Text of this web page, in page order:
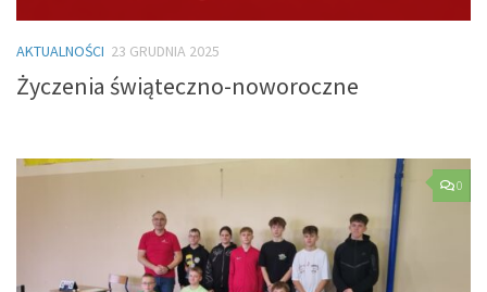
AKTUALNOŚCI 23 GRUDNIA 2025
Życzenia świąteczno-noworoczne
0